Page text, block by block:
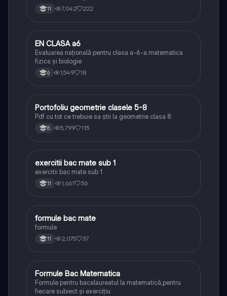
11 7,042 222
Matematică
EN CLASA a6
Evaluarea națională pentru clasa a-6-a matematica
fizica și biologie
6 1,549 18
Matematică
Portofoliu geometrie clasele 5-8
Pdf cu tot ce trebuie sa știi la geometrie clasa 8
8 5,799 115
Matematică
exercitii bac mate sub 1
exercitii bac mate sub 1
11 1,661 36
Matematică
formule bac mate
formule
11 2,075 37
Matematică
Formule Bac Matematica
Formule pentru bacalaureatul la matematică,pentru
fiecare subiect și exercițiu